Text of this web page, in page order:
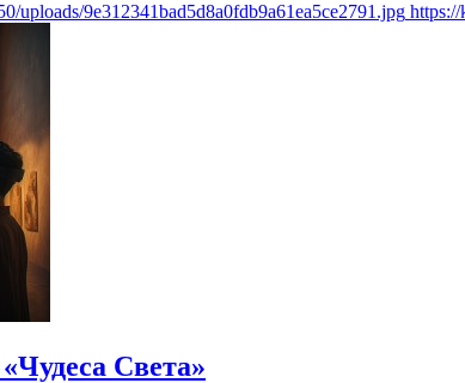
uploads/9e312341bad5d8a0fdb9a61ea5ce2791.jpg https://
Света»